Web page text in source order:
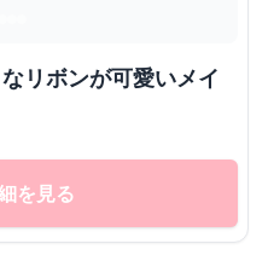
リボンが可愛いメイ
を見る